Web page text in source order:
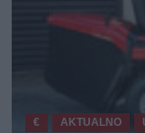
€ AKTUALNO